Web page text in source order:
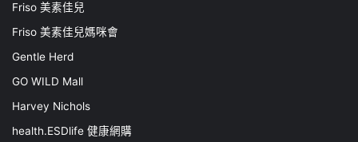
Friso 美素佳兒
Friso 美素佳兒媽咪會
Gentle Herd
GO WILD Mall
Harvey Nichols
health.ESDlife 健康網購